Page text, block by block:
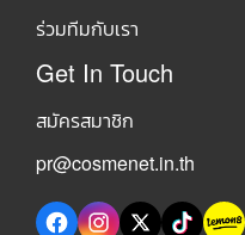
ร่วมทีมกับเรา
Get In Touch
สมัครสมาชิก
pr@cosmenet.in.th